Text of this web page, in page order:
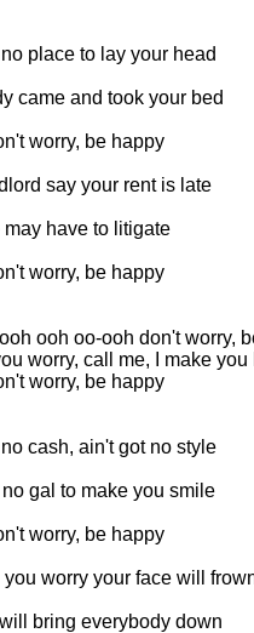
place to lay your head
came and took your bed
worry, be happy
say your rent is late
may have to litigate
worry, be happy
ooh oo-ooh don't worry,
worry, call me, I make
worry, be happy
cash, ain't got no style
gal to make you smile
worry, be happy
worry your face will
bring everybody down